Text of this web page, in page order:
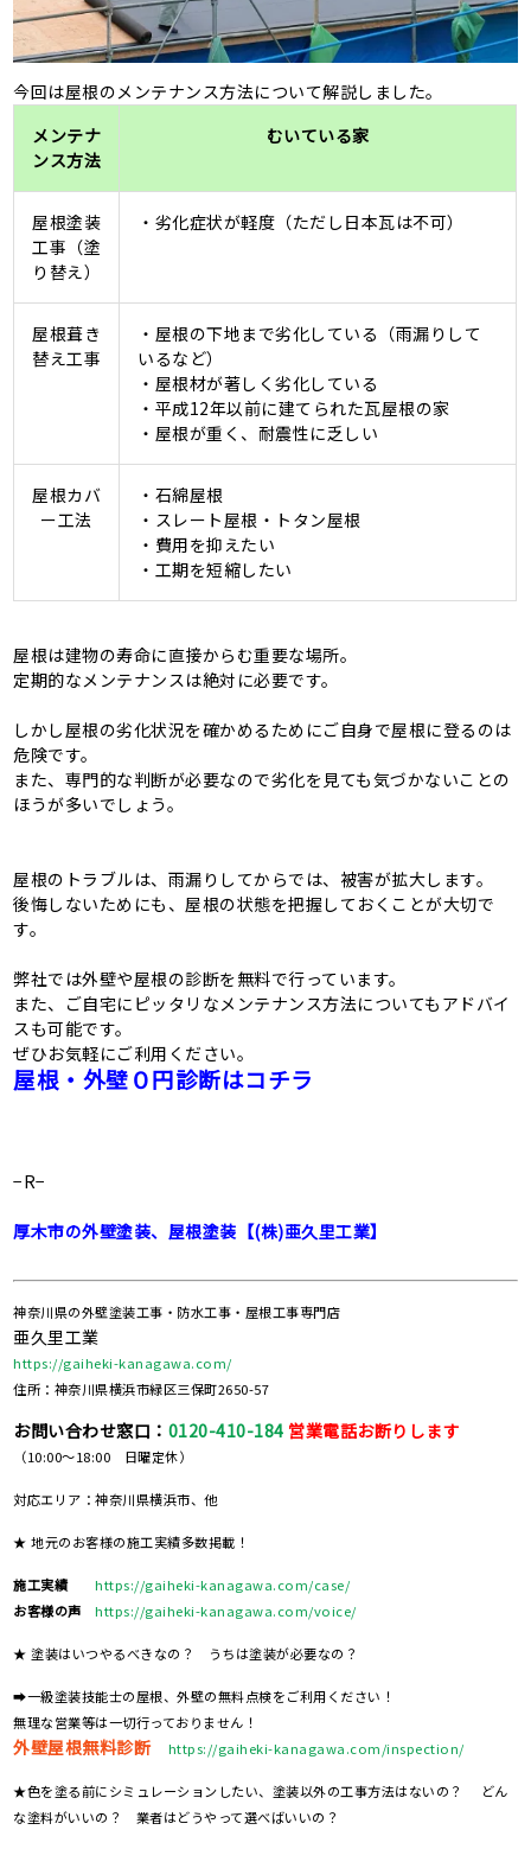
今回は屋根のメンテナンス方法について解説しました。
メンテナ
ンス方法
むいている家
屋根塗装
工事（塗
り替え）
・劣化症状が軽度（ただし日本瓦は不可）
屋根葺き
替え工事
・屋根の下地まで劣化している（雨漏りして
いるなど）
・屋根材が著しく劣化している
・平成12年以前に建てられた瓦屋根の家
・屋根が重く、耐震性に乏しい
屋根カバ
ー工法
・石綿屋根
・スレート屋根・トタン屋根
・費用を抑えたい
・工期を短縮したい
屋根は建物の寿命に直接からむ重要な場所。
定期的なメンテナンスは絶対に必要です。
しかし屋根の劣化状況を確かめるためにご自身で屋根に登るのは
危険です。
また、専門的な判断が必要なので劣化を見ても気づかないことの
ほうが多いでしょう。
屋根のトラブルは、雨漏りしてからでは、被害が拡大します。
後悔しないためにも、屋根の状態を把握しておくことが大切で
す。
弊社では外壁や屋根の診断を無料で行っています。
また、ご自宅にピッタリなメンテナンス方法についてもアドバイ
スも可能です。
ぜひお気軽にご利用ください。
屋根・外壁０円診断はコチラ
−R−
厚木市の外壁塗装、屋根塗装【(株)亜久里工業】
神奈川県の外壁塗装工事・防水工事・屋根工事専門店
亜久里工業
https://gaiheki-kanagawa.com/
住所：神奈川県横浜市緑区三保町2650-57
お問い合わせ窓口： 0120-410-184 営業電話お断りします
（10:00～18:00 日曜定休）
対応エリア：神奈川県横浜市、他
★ 地元のお客様の施工実績多数掲載！
施工実績
https://gaiheki-kanagawa.com/case/
お客様の声
https://gaiheki-kanagawa.com/voice/
★ 塗装はいつやるべきなの？ うちは塗装が必要なの？
➡一級塗装技能士の屋根、外壁の無料点検をご利用ください！
無理な営業等は一切行っておりません！
外壁屋根無料診断 https://gaiheki-kanagawa.com/inspection/
★色を塗る前にシミュレーションしたい、塗装以外の工事方法はないの？ どん
な塗料がいいの？ 業者はどうやって選べばいいの？